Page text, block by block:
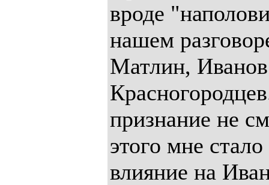
вроде
нашем
Матлин,
признание не
этого мне
влияние на